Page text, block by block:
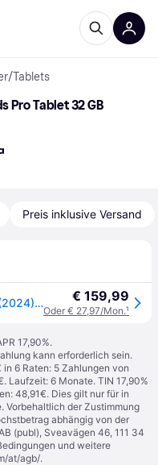
/Tablets
Pro Tablet 32 GB
Preis inklusive Versand
Amazon Fire HD 8 Kids Pro-Tablet (2024), Hello Teal von 6 bis 12 Jahren, 13 Stunden Akkulaufzeit, kindgerechte Hülle, 8-Zoll-HD-Display, 32GB - Blau € 159,99
Oder € 27,97/Mon.¹
17,90%.
kann erforderlich sein.
6 Raten: 5 Zahlungen von
Laufzeit: 6 Monate. TIN 17,90%
48,91€. Dies gilt nur für in
Vorbehaltlich der Zustimmung
abhängig von der
(publ), Sveavägen 46, 111 34
und weitere
at/agb/.